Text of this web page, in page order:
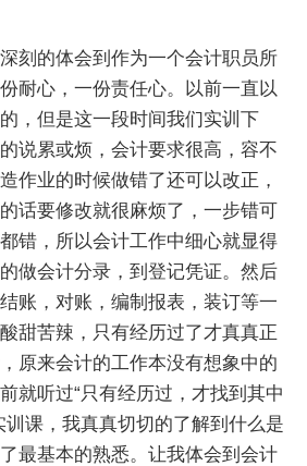
的体会到作为一个会计职员所
耐心，一份责任心。以前一直以
，但是这一段时间我们实训下
说累或烦，会计要求很高，容不
作业的时候做错了还可以改正，
话要修改就很麻烦了，一步错可
错，所以会计工作中细心就显得
做会计分录，到登记凭证。然后
账，对账，编制报表，装订等一
甜苦辣，只有经历过了才真真正
原来会计的工作本没有想象中的
就听过“只有经历过，才找到其中
训课，我真真切切的了解到什么是
最基本的熟悉。让我体会到会计